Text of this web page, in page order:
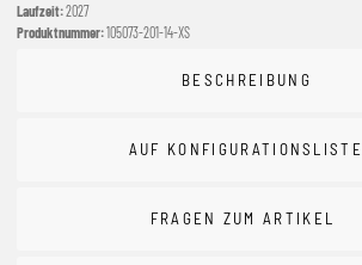
Laufzeit:2027
Produktnummer:105073-201-14-XS
BESCHREIBUNG
AUF KONFIGURATIONSLISTE
FRAGEN ZUM ARTIKEL